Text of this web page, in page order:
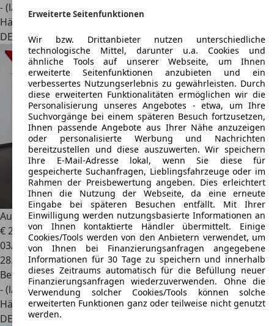
- (l/100 km)
Händler
DE 64293 Darmstadt
Audi S1Sportback 2.0 TFSI quattro*28tkm*gepflegt*
€ 23.990
03/2016
28.500 km
Benzin
- (l/100 km)
Händler
DE 65549Limburg
Erweiterte Seitenfunktionen
Wir bzw. Drittanbieter nutzen unterschiedliche
technologische Mittel, darunter u.a. Cookies und
ähnliche Tools auf unserer Webseite, um Ihnen
erweiterte Seitenfunktionen anzubieten und ein
verbessertes Nutzungserlebnis zu gewährleisten. Durch
diese erweiterten Funktionalitäten ermöglichen wir die
Personalisierung unseres Angebotes - etwa, um Ihre
Suchvorgänge bei einem späteren Besuch fortzusetzen,
Ihnen passende Angebote aus Ihrer Nähe anzuzeigen
oder personalisierte Werbung und Nachrichten
bereitzustellen und diese auszuwerten. Wir speichern
Ihre E-Mail-Adresse lokal, wenn Sie diese für
gespeicherte Suchanfragen, Lieblingsfahrzeuge oder im
Rahmen der Preisbewertung angeben. Dies erleichtert
Ihnen die Nutzung der Webseite, da eine erneute
Eingabe bei späteren Besuchen entfällt. Mit Ihrer
Einwilligung werden nutzungsbasierte Informationen an
von Ihnen kontaktierte Händler übermittelt. Einige
Cookies/Tools werden von den Anbietern verwendet, um
von Ihnen bei Finanzierungsanfragen angegebene
Informationen für 30 Tage zu speichern und innerhalb
dieses Zeitraums automatisch für die Befüllung neuer
Finanzierungsanfragen wiederzuverwenden. Ohne die
Verwendung solcher Cookies/Tools können solche
erweiterten Funktionen ganz oder teilweise nicht genutzt
werden.